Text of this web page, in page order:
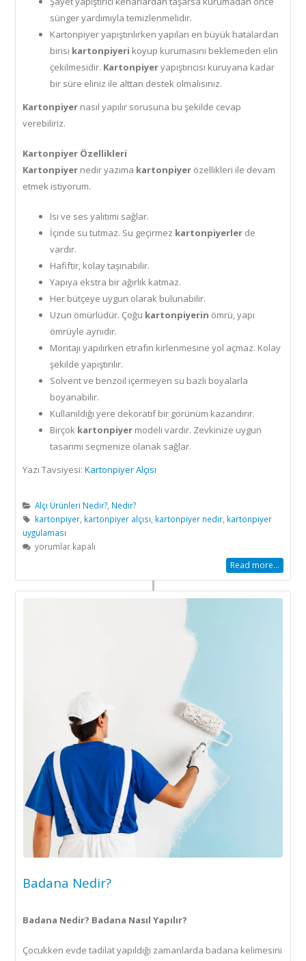
sünger yardımıyla temizlenmelidir.
Kartonpiyer yapıştırılırken yapılan en büyük hatalardan
birisi kartonpiyeri koyup kurumasını beklemeden elin
çekilmesidir. Kartonpiyeryapıştırıcısı kuruyana kadar
bir süre eliniz ile alttan destek olmalısınız.
Kartonpiyer nasıl yapılır sorusuna bu şekilde cevap
verebiliriz.
Kartonpiyer Özellikleri
Kartonpiyer nedir yazıma kartonpiyer özellikleri ile devam
etmek istiyorum.
Isı ve ses yalıtımı sağlar.
İçinde su tutmaz. Su geçirmez kartonpiyerler de
vardır.
Hafiftir, kolay taşınabilir.
Yapıya ekstra bir ağırlık katmaz.
Her bütçeye uygun olarak bulunabilir.
Uzun ömürlüdür. Çoğu kartonpiyerin ömrü, yapı
ömrüyle aynıdır.
Montajı yapılırken etrafın kirlenmesine yol açmaz. Kolay
şekilde yapıştırılır.
Solvent ve benzoil içermeyen su bazlı boyalarla
boyanabilir.
Kullanıldığı yere dekoratif bir görünüm kazandırır.
Birçok kartonpiyer modeli vardır. Zevkinize uygun
tasarımı seçmenize olanak sağlar.
Yazı Tavsiyesi:Kartonpiyer Alçısı
Alçı Ürünleri Nedir? Nedir?
kartonpiyer kartonpiyer alçısı kartonpiyer nedir kartonpiyer
uygulaması
Kartonpiyer
yorumlar kapalı
Read more...
Badana Nedir?
Badana Nedir? Badana Nasıl Yapılır?
Çocukken evde tadilat yapıldığı zamanlarda badana kelimesini